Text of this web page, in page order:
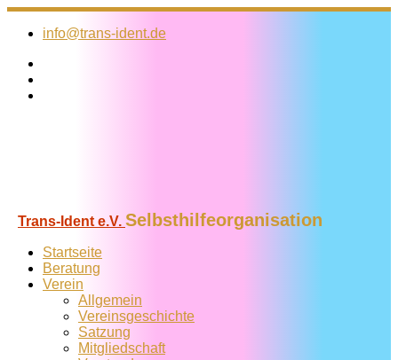
Zum
Inhalt
info@trans-ident.de
Trans-Ident e.V. Selbsthilfeorganisation
Startseite
Beratung
Verein
Allgemein
Vereins­geschichte
Satzung
Mitglied­schaft